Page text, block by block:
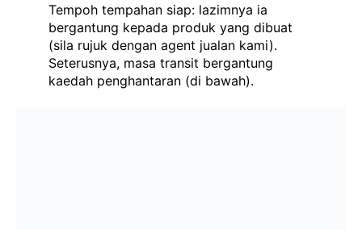
Tempoh tempahan siap: lazimnya ia
bergantung kepada produk yang dibuat
(sila rujuk dengan agent jualan kami).
Seterusnya, masa transit bergantung
kaedah penghantaran (di bawah).